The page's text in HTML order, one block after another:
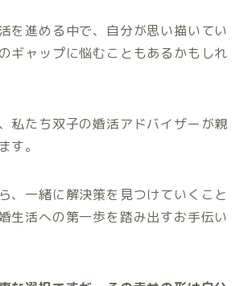
を進める中で、自分が思い描いてい
ギャップに悩むこともあるかもしれ
私たち双子の婚活アドバイザーが親
す。
、一緒に解決策を見つけていくこと
生活への第一歩を踏み出すお手伝い